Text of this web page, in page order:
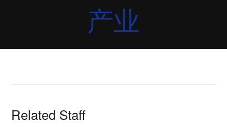
产业
Related Staff